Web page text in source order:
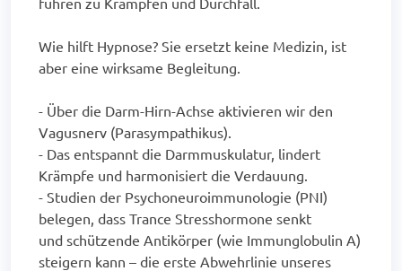
Wie hilft Hypnose? Sie ersetzt keine Medizin, ist
aber eine wirksame Begleitung.
- Über die Darm-Hirn-Achse aktivieren wir den
Vagusnerv (Parasympathikus).
- Das entspannt die Darmmuskulatur, lindert
Krämpfe und harmonisiert die Verdauung.
- Studien der Psychoneuroimmunologie (PNI)
belegen, dass Trance Stresshormone senkt
und schützende Antikörper (wie Immunglobulin A)
steigern kann – die erste Abwehrlinie unseres